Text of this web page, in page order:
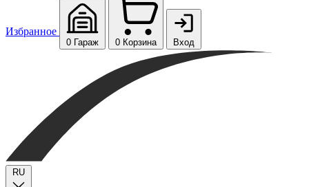
Избранное
0 Гараж 0 Корзина Вход